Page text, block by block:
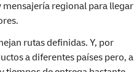
regional para llegar
rutas definidas. Y, por
a diferentes países pero, a